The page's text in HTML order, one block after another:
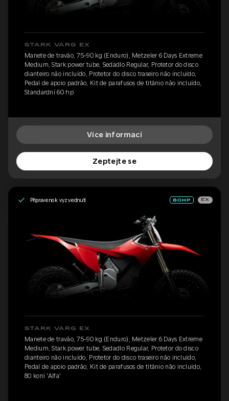
STARK VARG EX
Manete de travão, 75-90 kg (Enduro), Metzeler 6 Days Extreme
Medium, Stark power tube, Sedadlo Regular, Protetor do disco
dianteiro não incluído, Protetor do disco traseiro não incluído,
Pedal de apoio padrão, Kit de parafusos de titânio não incluído,
Standardní 60 hp
Více informací
Zeptejte se
Připraveno k vyzvednutí EX
STARK VARG EX
Manete de travão, 75-90 kg (Enduro), Metzeler 6 Days Extreme
Medium, Stark power tube, Sedadlo Regular, Protetor do disco
dianteiro não incluído, Protetor do disco traseiro não incluído,
Pedal de apoio padrão, Kit de parafusos de titânio não incluído,
80 koní 'Alfa'